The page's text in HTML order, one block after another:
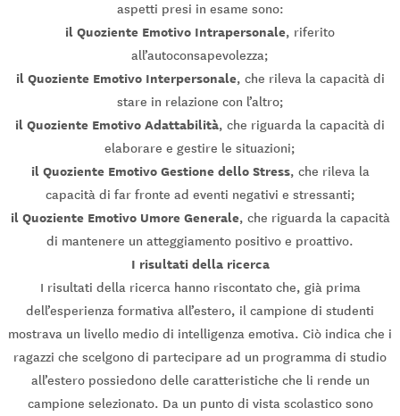
aspetti presi in esame sono:
il Quoziente Emotivo Intrapersonale, riferito
all’autoconsapevolezza;
il Quoziente Emotivo Interpersonale, che rileva la capacità di
stare in relazione con l’altro;
il Quoziente Emotivo Adattabilità, che riguarda la capacità di
elaborare e gestire le situazioni;
il Quoziente Emotivo Gestione dello Stress, che rileva la
capacità di far fronte ad eventi negativi e stressanti;
il Quoziente Emotivo Umore Generale, che riguarda la capacità
di mantenere un atteggiamento positivo e proattivo.
I risultati della ricerca
I risultati della ricerca hanno riscontato che, già prima
dell’esperienza formativa all’estero, il campione di studenti
mostrava un livello medio di intelligenza emotiva. Ciò indica che i
ragazzi che scelgono di partecipare ad un programma di studio
all’estero possiedono delle caratteristiche che li rende un
campione selezionato. Da un punto di vista scolastico sono